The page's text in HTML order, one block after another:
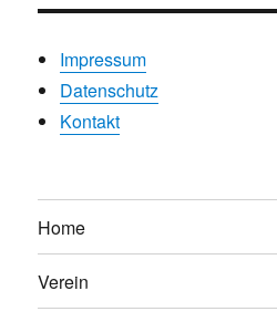
Impressum
Datenschutz
Kontakt
Home
Verein